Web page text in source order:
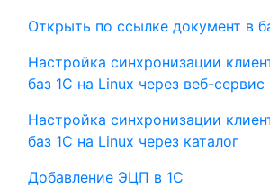
Открыть по ссылке документ в
Настройка синхронизации
баз 1С на Linux через веб-сервис
Настройка синхронизации
баз 1С на Linux через каталог
Добавление ЭЦП в 1С